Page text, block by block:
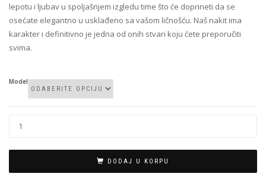
lepotu i ljubav u spoljašnjem izgledu time što će doprineti da se
osećate elegantno u usklađeno sa vašom ličnošću. Naš nakit ima
karakter i definitivno je jedna od onih stvari koju ćete preporučiti
svima.
Model
M-
količina
DODAJ U KORPU